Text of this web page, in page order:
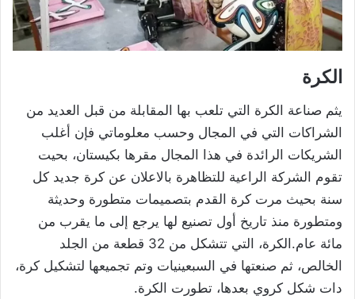
الكرة
يثم صناعة الكرة التي تلعب بها المقابلة من قبل العديد من
الشراكات التي في المجال وحسب معلوماتي فإن أغلب
الشريكات الرائدة في هذا المجال مقرها بكيستان، بحيت
تقوم الشركة الراعية للتظاهرة بالاعلان عن كرة جديد كل
سنة بحيث مرت كرة القدم بتصميمات متطورة وحديثة
ومتطورة منذ تاريخ أول تصنيع لها يرجع إلى ما يقرب من
مائة عام.الكرة، التي تتشكل من 32 قطعة من الجلد
الخالص، ثم صنعتها في السبعينيات وتم تجميعها لتشكيل كرة،
دات شكل كروي بعدها، تطورت الكرة.